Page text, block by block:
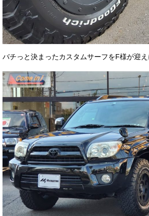
バチっと決まったカスタムサーフをF様が迎